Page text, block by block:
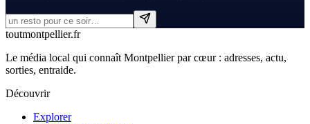
toutmontpellier.fr
Le média local qui connaît Montpellier par cœur : adresses, actu,
sorties, entraide.
Découvrir
Explorer